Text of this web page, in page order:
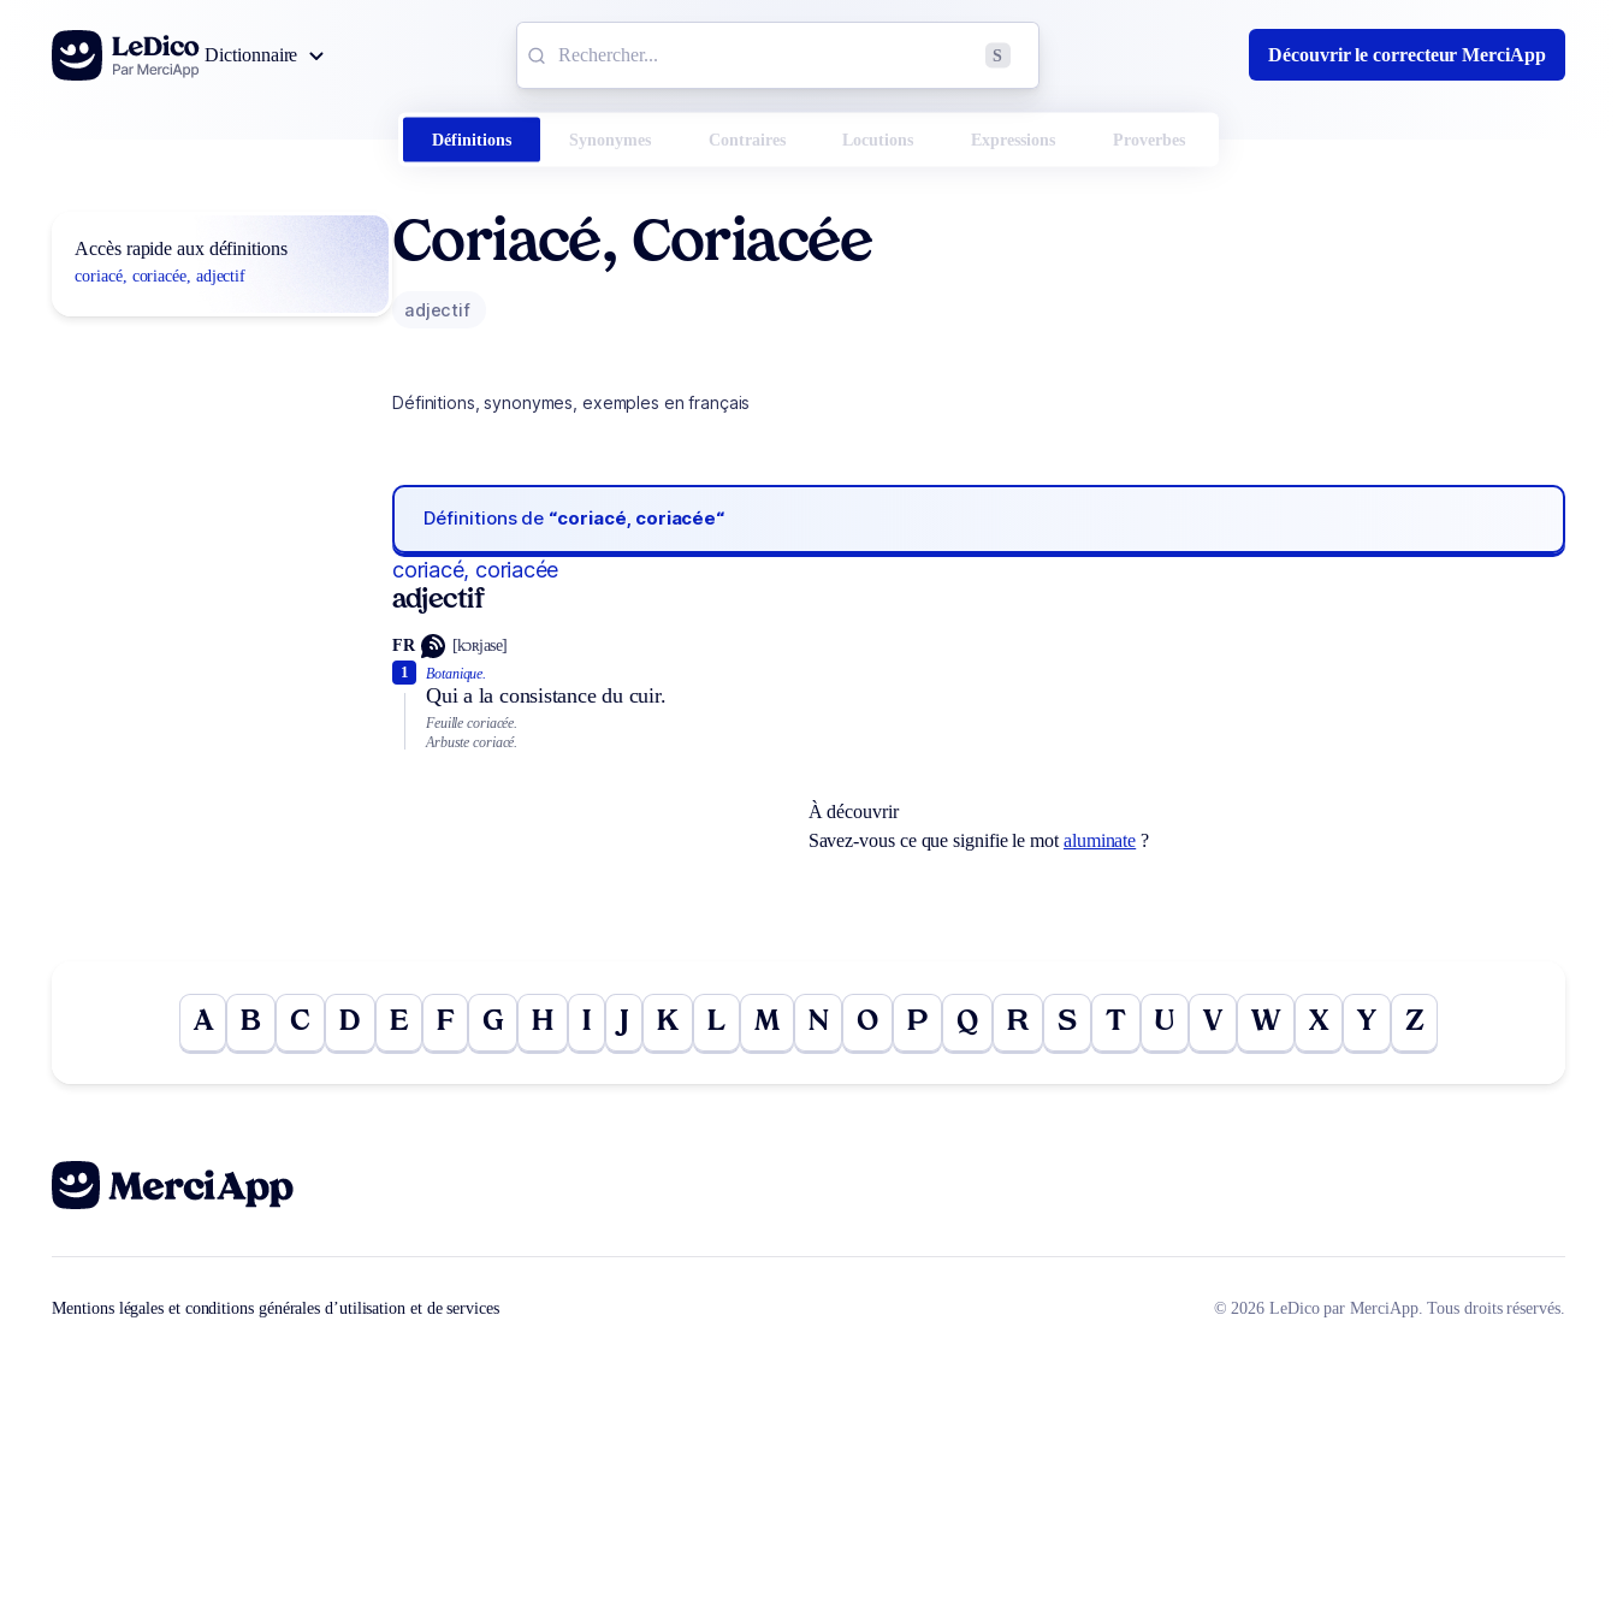
Aller au contenu
Dictionnaire
S Découvrir le correcteur MerciApp
Définitions Synonymes Contraires Locutions Expressions Proverbes
Accès rapide aux définitions
coriacé, coriacée, adjectif
Coriacé, Coriacée
adjectif
Définitions, synonymes, exemples en français
Définitions de “coriacé, coriacée“
coriacé, coriacée
adjectif
FR [kɔʀjase]
Botanique.
Qui a la consistance du cuir.
1
Feuille coriacée.
Arbuste coriacé.
À découvrir
Savez-vous ce que signifie le mot aluminate ?
A B C D E F G H I K L M N O P Q R S T U V W X Y Z
Mentions légales et conditions générales d’utilisation et de services © 2026 LeDico par MerciApp. Tous droits réservés.